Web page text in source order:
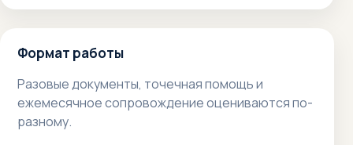
Формат работы
Разовые документы, точечная помощь и
ежемесячное сопровождение оцениваются по-
разному.